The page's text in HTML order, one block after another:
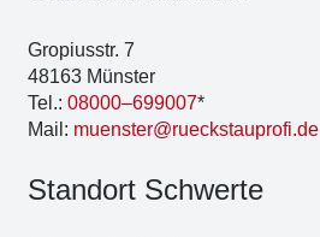
Gro­pi­us­str. 7
48163 Müns­ter
Tel.: 08000–699007*
Mail: muenster@rueckstauprofi.de
Stand­ort Schwer­te